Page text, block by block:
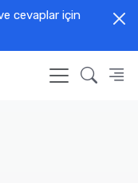
cevaplar için